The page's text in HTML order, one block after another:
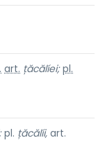
art. țăcălíei; pl.
pl. țăcălíi, art.